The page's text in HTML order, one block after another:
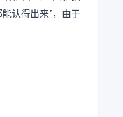
认得出来”，由于